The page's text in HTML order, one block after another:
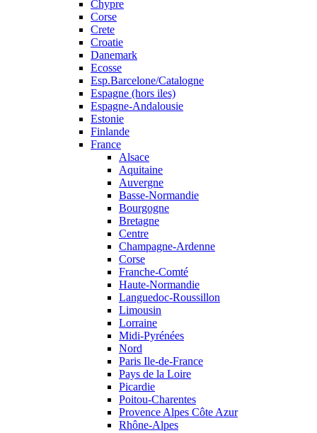
Chypre
Corse
Crete
Croatie
Danemark
Ecosse
Esp.Barcelone/Catalogne
Espagne (hors iles)
Espagne-Andalousie
Estonie
Finlande
France
Alsace
Aquitaine
Auvergne
Basse-Normandie
Bourgogne
Bretagne
Centre
Champagne-Ardenne
Corse
Franche-Comté
Haute-Normandie
Languedoc-Roussillon
Limousin
Lorraine
Midi-Pyrénées
Nord
Paris Ile-de-France
Pays de la Loire
Picardie
Poitou-Charentes
Provence Alpes Côte Azur
Rhône-Alpes